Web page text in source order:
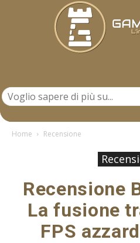
Home Recensione
Recensione
La fusione
FPS